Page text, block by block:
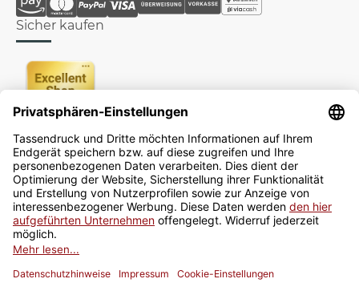
Sicher kaufen
Newsletter